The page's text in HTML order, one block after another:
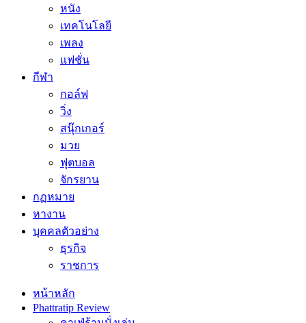
หนัง
เทคโนโลยี
เพลง
แฟชั่น
กีฬา
กอล์ฟ
วิ่ง
สนุ๊กเกอร์
มวย
ฟุตบอล
จักรยาน
กฏหมาย
หางาน
บุคคลตัวอย่าง
ธุรกิจ
ราชการ
หน้าหลัก
Phattratip Review